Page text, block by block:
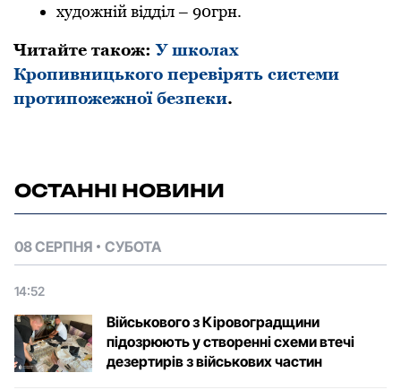
художній відділ– 90грн.
Читайте також:У школах
Кропивницького перевірять системи
протипожежної безпеки.
ОСТАННІ НОВИНИ
08 СЕРПНЯ СУБОТА
14:52
Військового з Кіровоградщини
підозрюють у створенні схеми втечі
дезертирів з військових частин